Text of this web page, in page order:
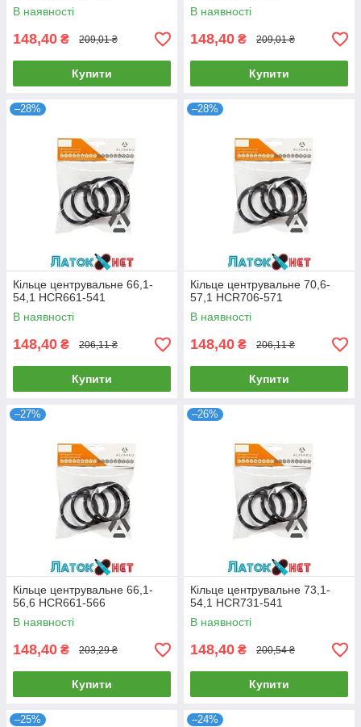
В наявності
148,40 ₴ 209,01 ₴
Купити
В наявності
148,40 ₴ 209,01 ₴
Купити
–28%
Кільце центрувальне 66,1-
54,1 HCR661-541
В наявності
148,40 ₴ 206,11 ₴
Купити
–28%
Кільце центрувальне 70,6-
57,1 HCR706-571
В наявності
148,40 ₴ 206,11 ₴
Купити
–27%
Кільце центрувальне 66,1-
56,6 HCR661-566
В наявності
148,40 ₴ 203,29 ₴
Купити
–26%
Кільце центрувальне 73,1-
54,1 HCR731-541
В наявності
148,40 ₴ 200,54 ₴
Купити
–25% –24%